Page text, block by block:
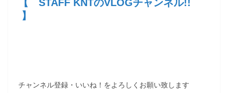
【 STAFF KNTのVLOGチャンネル!!
】
チャンネル登録・いいね！をよろしくお願い致します